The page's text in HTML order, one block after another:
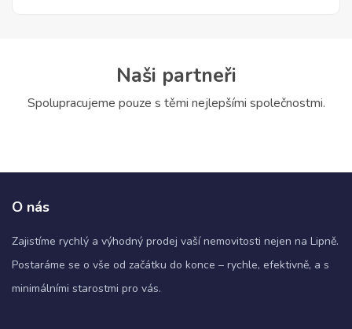
Naši partneři
Spolupracujeme pouze s těmi nejlepšími společnostmi.
O nás
Zajistíme rychlý a výhodný prodej vaší nemovitosti nejen na Lipně.
Postaráme se o vše od začátku do konce – rychle, efektivně, a s
minimálními starostmi pro vás.